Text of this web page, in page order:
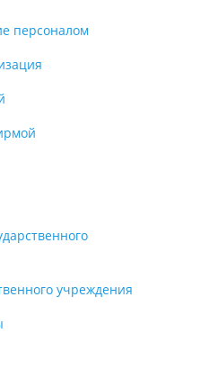
персоналом
учреждения